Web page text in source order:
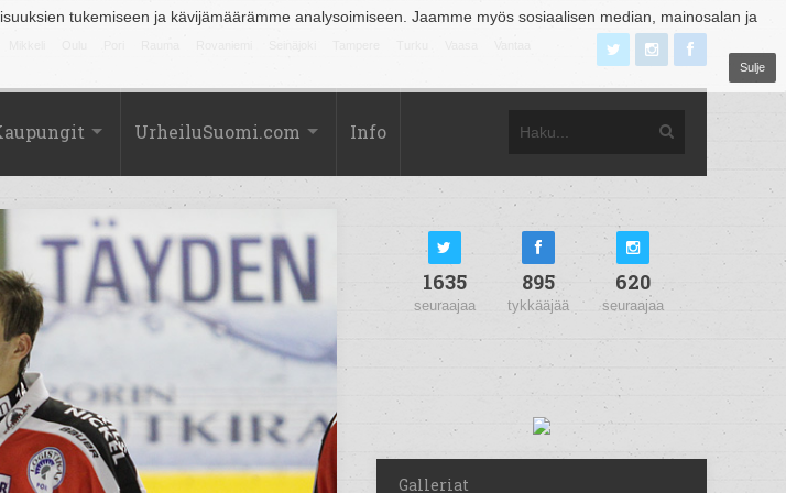
tukemiseen ja kävijämäärämme analysoimiseen. Jaamme myös sosiaalisen median, mainosalan ja
Sulje
UrheiluSuomi.com Info
1635
seuraajaa
895
tykkääjää
620
seuraajaa
Galleriat